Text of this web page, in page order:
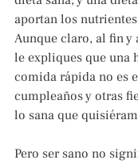
aportan los
Aunque claro, al fin y
le expliques que una
comida rápida no es
cumpleaños y otras
lo sana que
Pero ser sano no